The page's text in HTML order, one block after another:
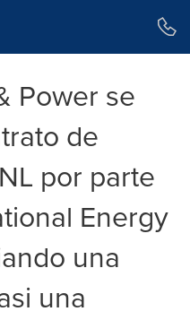
Power se
de
por parte
Energy
una
una